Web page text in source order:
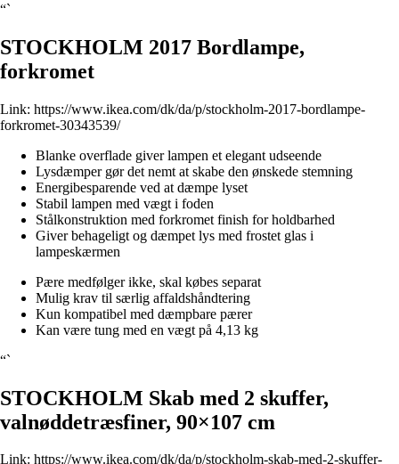
“`
STOCKHOLM 2017 Bordlampe,
forkromet
Link: https://www.ikea.com/dk/da/p/stockholm-2017-bordlampe-
forkromet-30343539/
Blanke overflade giver lampen et elegant udseende
Lysdæmper gør det nemt at skabe den ønskede stemning
Energibesparende ved at dæmpe lyset
Stabil lampen med vægt i foden
Stålkonstruktion med forkromet finish for holdbarhed
Giver behageligt og dæmpet lys med frostet glas i
lampeskærmen
Pære medfølger ikke, skal købes separat
Mulig krav til særlig affaldshåndtering
Kun kompatibel med dæmpbare pærer
Kan være tung med en vægt på 4,13 kg
“`
STOCKHOLM Skab med 2 skuffer,
valnøddetræsfiner, 90×107 cm
Link: https://www.ikea.com/dk/da/p/stockholm-skab-med-2-skuffer-